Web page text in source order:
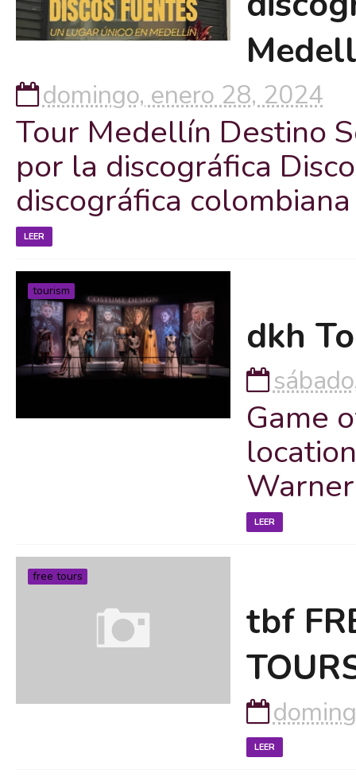
domingo, enero 28, 2024
Tour Medellín Destino
por la discográfica
discográfica
LEER
tourism
dkh
Game
LEER
free tours
tbf
LEER